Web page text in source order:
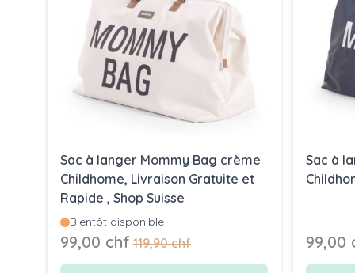
Sac à langer Mommy Bag crème
Childhome, Livraison Gratuite et
Rapide , Shop Suisse
Bientôt disponible
Prix Spécial
99,00 chf Prix normal
119,90 chf
Sac à
Prix
99,00